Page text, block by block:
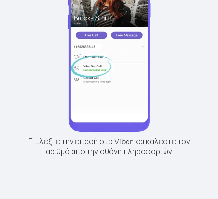
Επιλέξτε την επαφή στο Viber και καλέστε τον
αριθμό από την οθόνη πληροφοριών